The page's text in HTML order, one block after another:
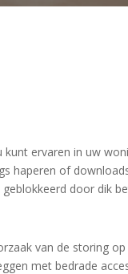
ervaren in uw
haperen of
door dik
van de storing
met bedrade